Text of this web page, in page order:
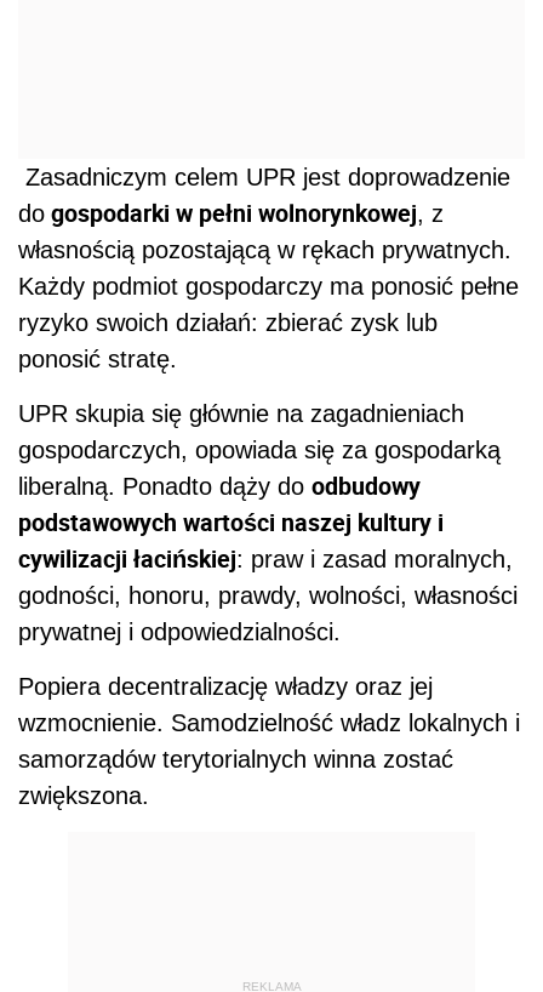
Zasadniczym celem UPR jest doprowadzenie
do gospodarki w pełni wolnorynkowej, z
własnością pozostającą w rękach prywatnych.
Każdy podmiot gospodarczy ma ponosić pełne
ryzyko swoich działań: zbierać zysk lub
ponosić stratę.
UPR skupia się głównie na zagadnieniach
gospodarczych, opowiada się za gospodarką
liberalną. Ponadto dąży do odbudowy
podstawowych wartości naszej kultury i
cywilizacji łacińskiej: praw i zasad moralnych,
godności, honoru, prawdy, wolności, własności
prywatnej i odpowiedzialności.
Popiera decentralizację władzy oraz jej
wzmocnienie. Samodzielność władz lokalnych i
samorządów terytorialnych winna zostać
zwiększona.
REKLAMA